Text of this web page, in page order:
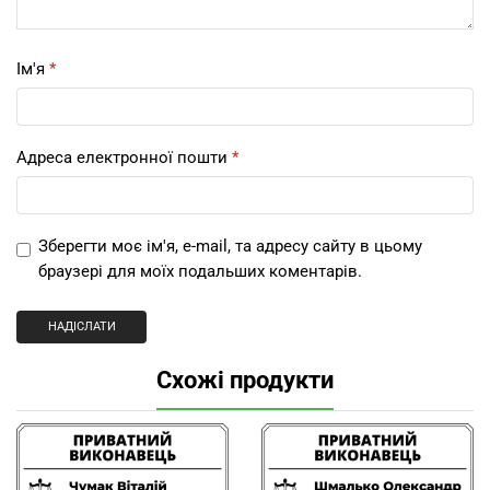
Ім'я *
Адреса електронної пошти *
Зберегти моє ім'я, e-mail, та адресу сайту в цьому
браузері для моїх подальших коментарів.
Схожі продукти